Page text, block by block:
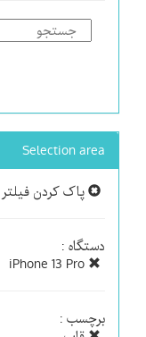
Selection area
پاک کردن فیلتر
دستگاه :
برچسب :